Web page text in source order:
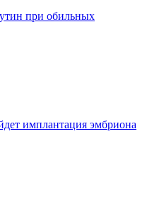
при обильных
имплантация эмбриона